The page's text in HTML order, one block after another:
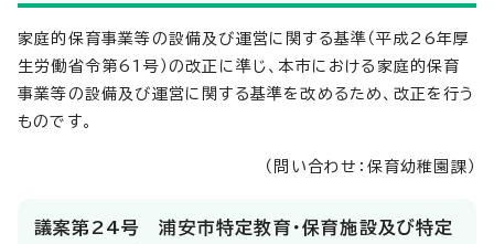
家庭的保育事業等の設備及び運営に関する基準（平成26年厚
生労働省令第61号）の改正に準じ、本市における家庭的保育
事業等の設備及び運営に関する基準を改めるため、改正を行う
ものです。
（問い合わせ：保育幼稚園課）
議案第24号 浦安市特定教育・保育施設及び特定